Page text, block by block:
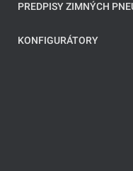
PREDPISY ZIMNÝCH
KONFIGURÁTORY